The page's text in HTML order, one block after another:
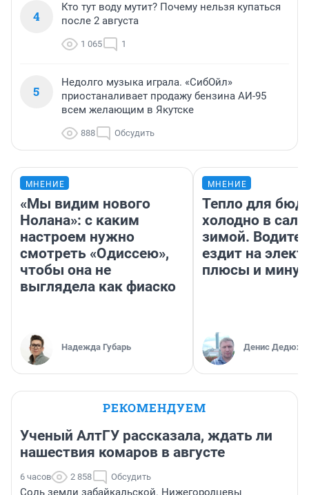
4
Кто тут воду мутит? Почему нельзя купаться
после 2 августа
1 065 1
5
Недолго музыка играла. «СибОйл»
приостаналивает продажу бензина АИ-95
всем желающим в Якутске
888 Обсудить
МНЕНИЕ
«Мы видим нового
Нолана»: с каким
настроем нужно
смотреть «Одиссею»,
чтобы она не
выглядела как фиаско
Надежда Губарь
МНЕНИЕ
Тепло для
холодно в
зимой.
ездит на
плюсы и
Денис
РЕКОМЕНДУЕМ
Ученый АлтГУ рассказала, ждать ли
нашествия комаров в августе
6 часов 2 858 Обсудить
Соль земли забайкальской. Нижегородцевы